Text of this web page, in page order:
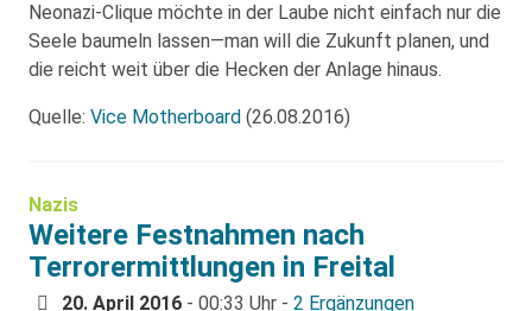
Neonazi-Clique möchte in der Laube nicht einfach nur die
Seele baumeln lassen—man will die Zukunft planen, und
die reicht weit über die Hecken der Anlage hinaus.
Quelle: Vice Motherboard (26.08.2016)
Nazis
Weitere Festnahmen nach
Terrorermittlungen in Freital
20. April 2016 - 00:33 Uhr - 2 Ergänzungen